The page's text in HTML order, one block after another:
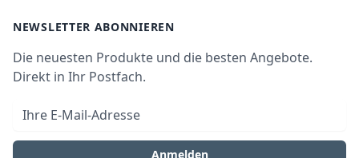
Datenschutz
Widerrufsrecht
Impressum
NEWSLETTER ABONNIEREN
Die neuesten Produkte und die besten Angebote.
Direkt in Ihr Postfach.
E-Mail-Adresse
Anmelden